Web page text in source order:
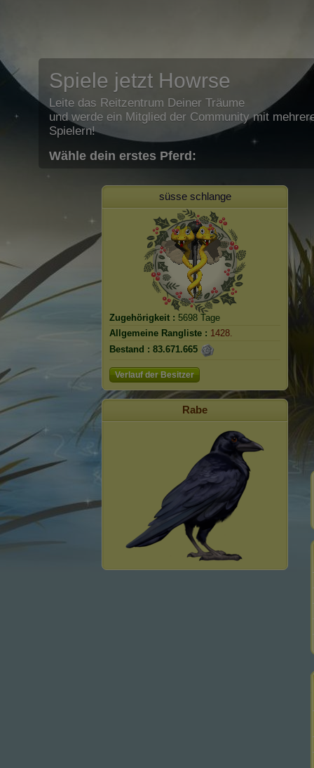
Spiele jetzt Howrse
Leite das Reitzentrum Deiner Träume
und werde ein Mitglied der Community mit
Spielern!
Wähle dein erstes Pferd:
süsse schlange
Zugehörigkeit : 5698 Tage
Allgemeine Rangliste : 1428.
Bestand : 83.671.665
Verlauf der Besitzer
Rabe